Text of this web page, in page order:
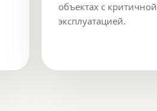
объектах с критичной
эксплуатацией.